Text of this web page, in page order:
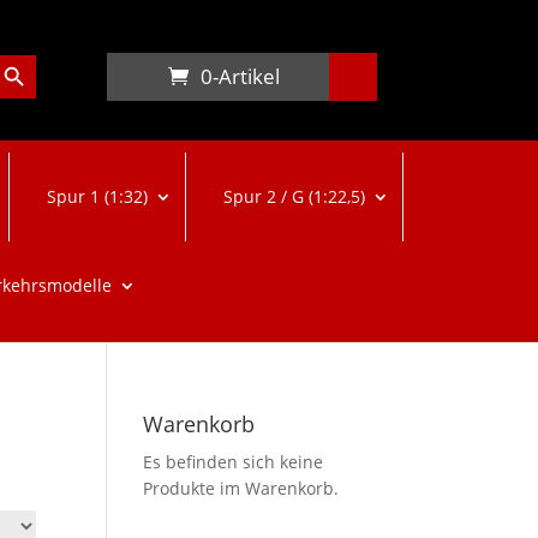
Button
0-Artikel
Spur 1 (1:32) Spur 2 / G (1:22,5)
Warenkorb
Es befinden sich keine
Produkte im Warenkorb.